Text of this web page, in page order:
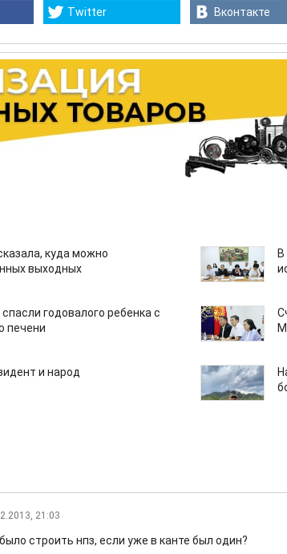
Twitter Вконтакте
куда можно
выходных
годовалого ребенка с
печени
и народ
21:03
строить нпз, если уже в канте был один?